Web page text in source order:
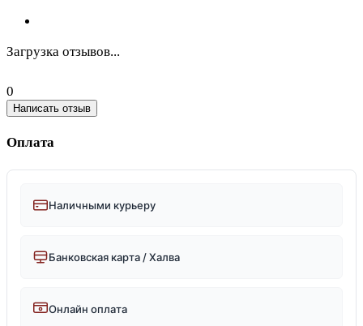
Загрузка отзывов...
0
Написать отзыв
Оплата
Наличными курьеру
Банковская карта / Халва
Онлайн оплата